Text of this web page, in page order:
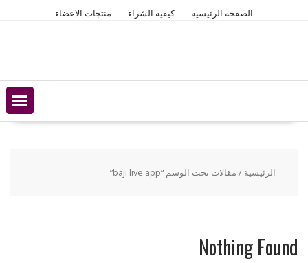
الصفحة الرئيسية كيفية الشراء منتجات الاعضاء
الرئيسية / مقالات تحت الوسم “baji live app”
Nothing Found